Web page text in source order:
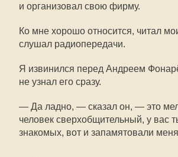
и организовал свою фирму.
Ко мне хорошо относится, читал
слушал радиопередачи.
Я извинился перед Андреем
не узнал его сразу.
— Да ладно, — сказал он, — это
человек сверхобщительный, у вас
знакомых, вот и запамятовали